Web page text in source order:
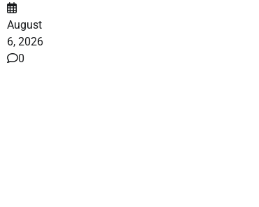
August
6, 2026
0